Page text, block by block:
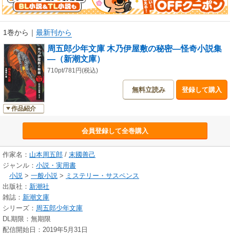
1巻から ｜ 最新刊から
作品紹介
周五郎少年文庫 木乃伊屋敷の秘密―怪奇小説集
―（新潮文庫）
710pt/781円(税込)
無料立読み 登録して購入
会員登録して全巻購入
作家名： 山本周五郎 / 末國善己
ジャンル： 小説・実用書
小説 > 一般小説 > ミステリー・サスペンス
出版社： 新潮社
雑誌： 新潮文庫
シリーズ： 周五郎少年文庫
DL期限：無期限
配信開始日：2019年5月31日